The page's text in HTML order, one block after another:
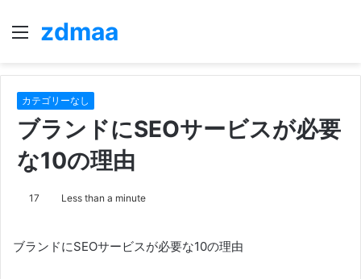
Menu
zdmaa
カテゴリーなし
ブランドにSEOサービスが必要
な10の理由
17 Less than a minute
ブランドにSEOサービスが必要な10の理由